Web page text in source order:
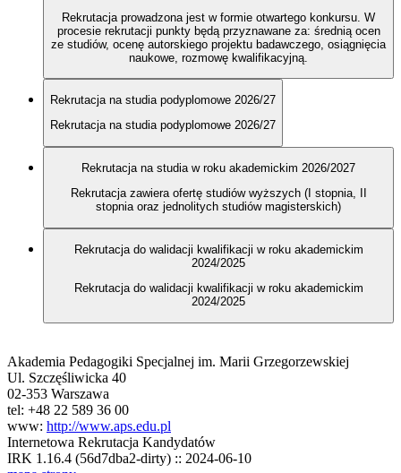
Rekrutacja prowadzona jest w formie otwartego konkursu. W
procesie rekrutacji punkty będą przyznawane za: średnią ocen
ze studiów, ocenę autorskiego projektu badawczego, osiągnięcia
naukowe, rozmowę kwalifikacyjną.
Rekrutacja na studia podyplomowe 2026/27
Rekrutacja na studia podyplomowe 2026/27
Rekrutacja na studia w roku akademickim 2026/2027
Rekrutacja zawiera ofertę studiów wyższych (I stopnia, II
stopnia oraz jednolitych studiów magisterskich)
Rekrutacja do walidacji kwalifikacji w roku akademickim
2024/2025
Rekrutacja do walidacji kwalifikacji w roku akademickim
2024/2025
Akademia Pedagogiki Specjalnej im. Marii Grzegorzewskiej
Ul. Szczęśliwicka 40
02-353 Warszawa
tel: +48 22 589 36 00
www: http://www.aps.edu.pl
Internetowa Rekrutacja Kandydatów
IRK 1.16.4 (56d7dba2-dirty) :: 2024-06-10